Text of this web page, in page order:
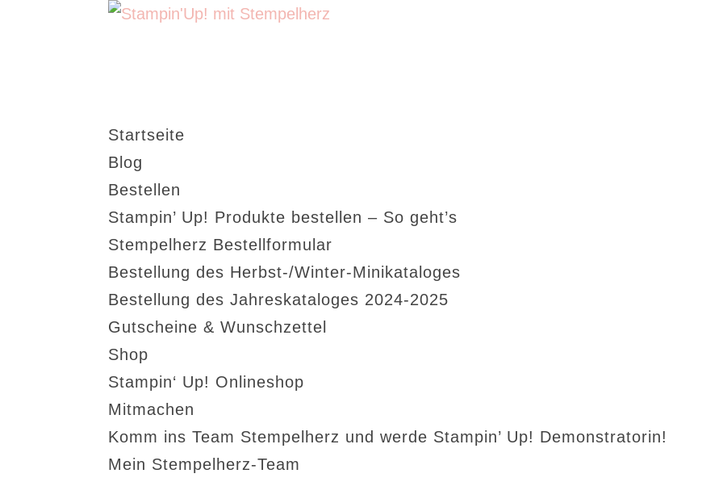
Startseite
Blog
Bestellen
Stampin’ Up! Produkte bestellen – So geht’s
Stempelherz Bestellformular
Bestellung des Herbst-/Winter-Minikataloges
Bestellung des Jahreskataloges 2024-2025
Gutscheine & Wunschzettel
Shop
Stampin‘ Up! Onlineshop
Mitmachen
Komm ins Team Stempelherz und werde Stampin’ Up! Demonstratorin!
Mein Stempelherz-Team